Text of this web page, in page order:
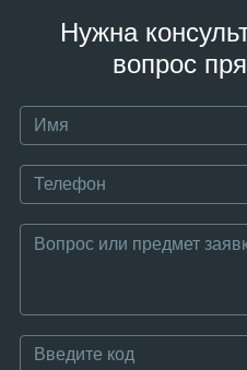
Нужна
вопрос